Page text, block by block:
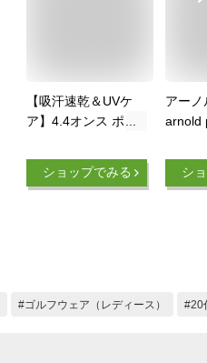
【吸汗速乾＆UVケ
ア】4.4オンス ポロ
ボタンダウン 半袖
紫外線対策 ポケット
作業着 涼しい 夏用
ショップでみる
アーノ
arnold
半袖
ビ柄
シ
ゴルフウェア（レディース） 20